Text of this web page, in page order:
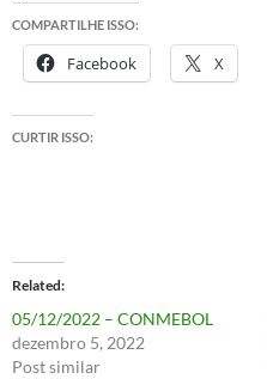
COMPARTILHE ISSO:
Facebook X
CURTIR ISSO:
Related
05/12/2022 – CONMEBOL
dezembro 5, 2022
Post similar